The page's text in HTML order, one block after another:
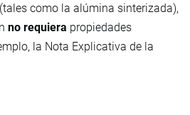
como la alúmina sinterizada),
no requiera propiedades
la Nota Explicativa de la